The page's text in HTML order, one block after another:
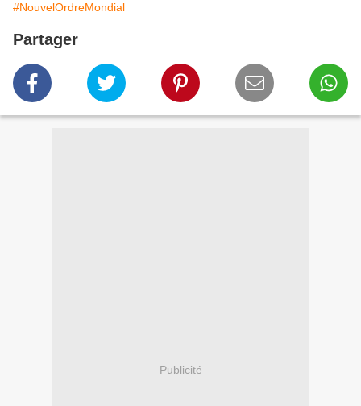
#NouvelOrdreMondial
Partager
Publicité